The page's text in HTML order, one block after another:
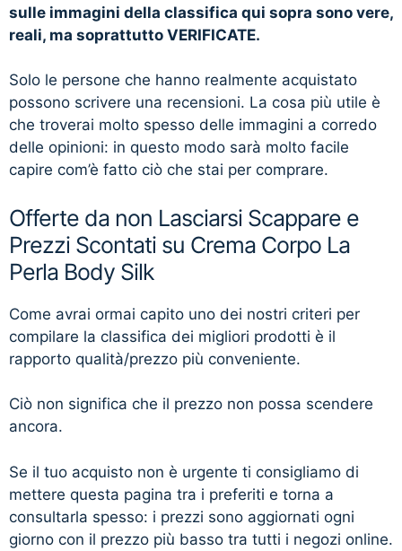
sulle immagini della classifica qui sopra sono vere,
reali, ma soprattutto VERIFICATE.
Solo le persone che hanno realmente acquistato
possono scrivere una recensioni. La cosa più utile è
che troverai molto spesso delle immagini a corredo
delle opinioni: in questo modo sarà molto facile
capire com’è fatto ciò che stai per comprare.
Offerte da non Lasciarsi Scappare e
Prezzi Scontati su Crema Corpo La
Perla Body Silk
Come avrai ormai capito uno dei nostri criteri per
compilare la classifica dei migliori prodotti è il
rapporto qualità/prezzo più conveniente.
Ciò non significa che il prezzo non possa scendere
ancora.
Se il tuo acquisto non è urgente ti consigliamo di
mettere questa pagina tra i preferiti e torna a
consultarla spesso: i prezzi sono aggiornati ogni
giorno con il prezzo più basso tra tutti i negozi online.